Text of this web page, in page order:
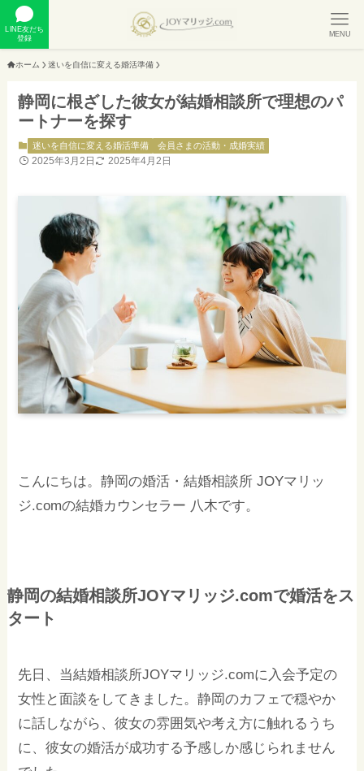
LINE友だち
登録
MENU
ホーム 迷いを自信に変える婚活準備
静岡に根ざした彼女が結婚相談所で理想のパ
ートナーを探す
迷いを自信に変える婚活準備 会員さまの活動・成婚実績
2025年3月2日 2025年4月2日
こんにちは。静岡の婚活・結婚相談所 JOYマリッ
ジ.comの結婚カウンセラー 八木です。
静岡の結婚相談所JOYマリッジ.comで婚活をス
タート
先日、当結婚相談所JOYマリッジ.comに入会予定の
女性と面談をしてきました。静岡のカフェで穏やか
に話しながら、彼女の雰囲気や考え方に触れるうち
に、彼女の婚活が成功する予感しか感じられません